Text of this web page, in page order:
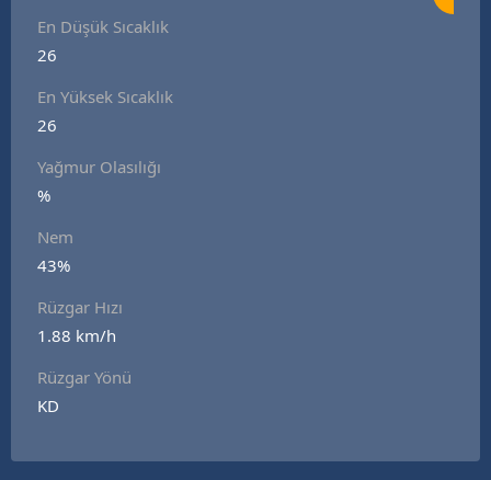
En Düşük Sıcaklık
26
En Yüksek Sıcaklık
26
Yağmur Olasılığı
%
Nem
43%
Rüzgar Hızı
1.88 km/h
Rüzgar Yönü
KD